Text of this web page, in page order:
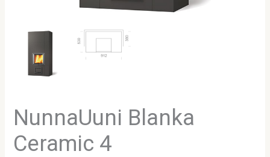
NunnaUuni Blanka
Ceramic 4